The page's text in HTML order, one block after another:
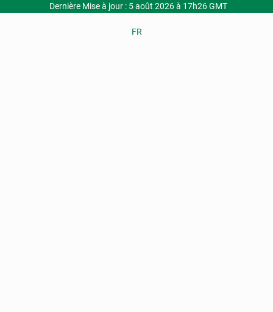
Dernière Mise à jour : 5 août 2026 à 17h26 GMT
FR